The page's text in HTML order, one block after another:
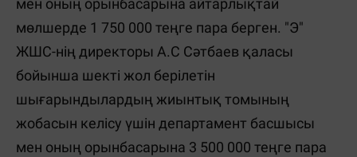
мен оның орынбасарына айтарлықтай
мөлшерде 1 750 000 теңге пара берген. "Э"
ЖШС-нің директоры А.С Сәтбаев қаласы
бойынша шекті жол берілетін
шығарындылардың жиынтық томының
жобасын келісу үшін департамент басшысы
мен оның орынбасарына 3 500 000 теңге пара